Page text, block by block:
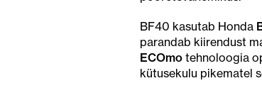
BF40 kasutab Honda
parandab kiirendust
ECOmo tehnoloogia
kütusekulu pikematel